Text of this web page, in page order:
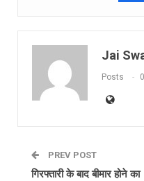
Jai
Posts
PREV POST
गिरफ्तारी के बाद बीमार होने का